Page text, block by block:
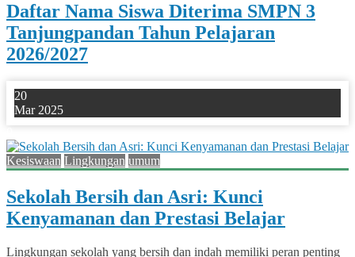
Daftar Nama Siswa Diterima SMPN 3
Tanjungpandan Tahun Pelajaran
2026/2027
20
Mar 2025
Kesiswaan Lingkungan umum
Sekolah Bersih dan Asri: Kunci
Kenyamanan dan Prestasi Belajar
Lingkungan sekolah yang bersih dan indah memiliki peran penting